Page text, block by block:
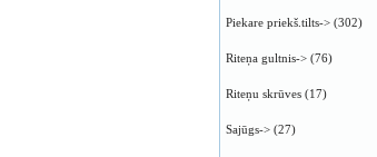
Piekare priekš.tilts-> (302)
Riteņa gultnis-> (76)
Riteņu skrūves (17)
Sajūgs-> (27)